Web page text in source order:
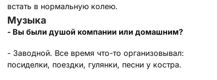
встать в нормальную колею.
Музыка
- Вы были душой компании или домашним?
- Заводной. Все время что-то организовывал:
посиделки, поездки, гулянки, песни у костра.